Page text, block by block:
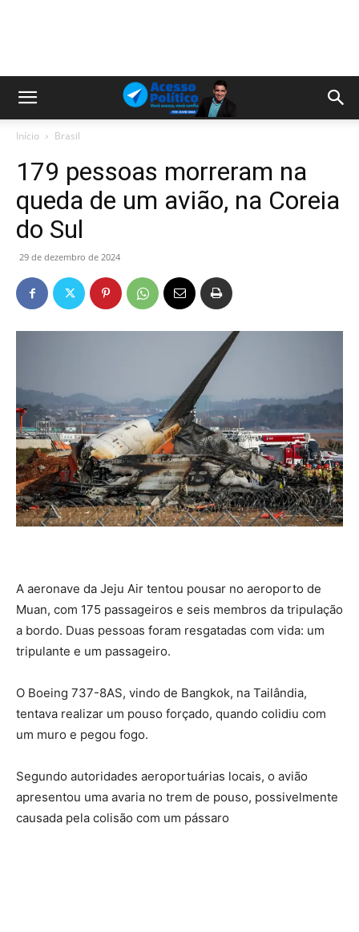
Início Brasil
179 pessoas morreram na
queda de um avião, na Coreia
do Sul
29 de dezembro de 2024
A aeronave da Jeju Air tentou pousar no aeroporto de
Muan, com 175 passageiros e seis membros da tripulação
a bordo. Duas pessoas foram resgatadas com vida: um
tripulante e um passageiro.
O Boeing 737-8AS, vindo de Bangkok, na Tailândia,
tentava realizar um pouso forçado, quando colidiu com
um muro e pegou fogo.
Segundo autoridades aeroportuárias locais, o avião
apresentou uma avaria no trem de pouso, possivelmente
causada pela colisão com um pássaro